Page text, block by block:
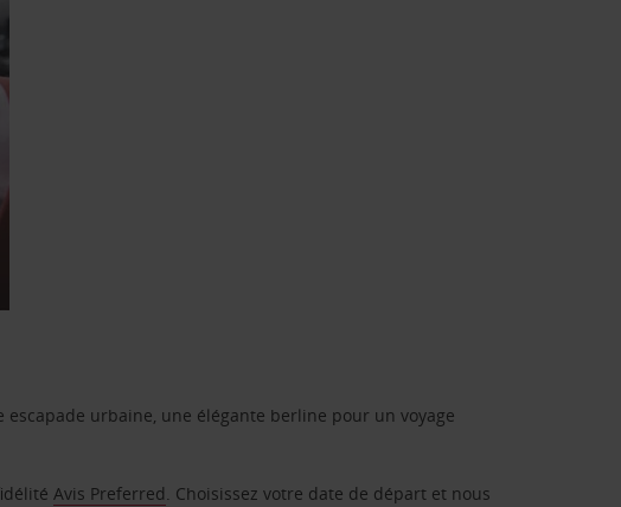
urbaine, une élégante berline pour un voyage
Avis Preferred. Choisissez votre date de départ et nous